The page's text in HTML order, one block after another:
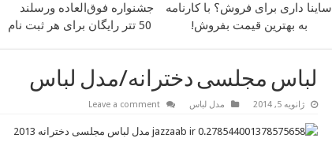
ساینا داری برای فروش؟ با کارنامه
به بهترین قیمت بفروش!
جشنواره فوق‌العاده ورسلند
50 تتر رایگان برای هر ثبت نام
لباس مجلسی دخترانه/مدل لباس
ژانویه 5, 2014 مدل لباس Leave a comment